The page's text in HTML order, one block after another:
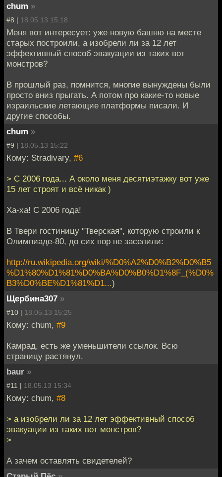
chum »
#8 | 18.05.13 15:18
Меня вот интересует: уже новую башню на месте
старых построили, а изобрели ли за 12 лет
эффективный способ эвакуации из таких вот
монстров?
В прошлый раз, помнится, многие вынуждены были
просто вниз прыгать. А потом про какие-то новые
израильские летающие платформы писали. И
другие способы.
chum »
#9 | 18.05.13 15:22
Кому: Stradivary, #6
> C 2006 года... А около меня десятиэтажку вот уже
15 лет строят и всё никак )
Ха-ха! С 2006 года!
В Твери гостиницу "Тверская", которую строили к
Олимпиаде-80, до сих пор не заселили:
http://ru.wikipedia.org/wiki/%D0%A2%D0%B2%D0%B5
%D1%80%D1%81%D0%BA%D0%B0%D1%8F_(%D0%
B3%D0%BE%D1%81%D1...)
Щербина307 »
#10 | 18.05.13 15:25
Кому: chum, #9
Камрад, есть же уменьшители ссылок. Всю
страницу растянул.
baur »
#11 | 18.05.13 15:34
Кому: chum, #8
> а изобрели ли за 12 лет эффективный способ
эвакуации из таких вот монстров?
>
А зачем оставлять свидетелей?